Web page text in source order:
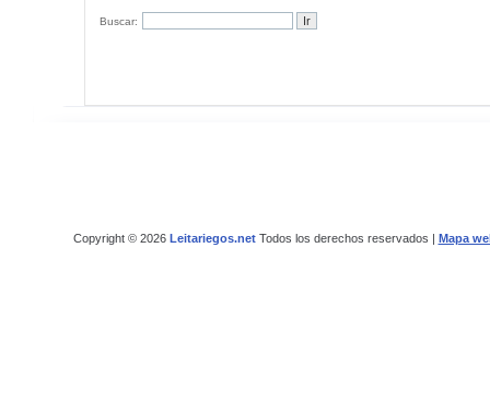
Buscar:
Copyright © 2026 Leitariegos.netTodos los derechos reservados | Mapa